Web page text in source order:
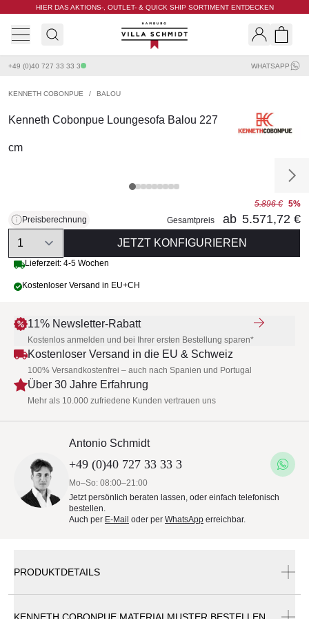
HIER DAS AKTIONS-, OUTLET- & QUICK SHIP SORTIMENT ENTDECKEN
Villa Schmidt
+49 (0)40 727 33 33 3 WHATSAPP
KENNETH COBONPUE / BALOU
Kenneth Cobonpue Loungesofa Balou 227
cm
Preisberechnung
5.896 € 5%
Gesamtpreis
ab 5.571,72 €
Quantity
JETZT KONFIGURIEREN
Lieferzeit: 4-5 Wochen
Kostenloser Versand in EU+CH
11% Newsletter-Rabatt
Kostenlos anmelden und bei Ihrer ersten Bestellung sparen*
Kostenloser Versand in die EU & Schweiz
100% Versandkostenfrei – auch nach Spanien und Portugal
Über 30 Jahre Erfahrung
Mehr als 10.000 zufriedene Kunden vertrauen uns
Antonio Schmidt
+49 (0)40 727 33 33 3
Mo–So: 08:00–21:00
Jetzt persönlich beraten lassen, oder einfach telefonisch
bestellen.
Auch per E-Mail oder per WhatsApp erreichbar.
PRODUKTDETAILS
KENNETH COBONPUE MATERIALMUSTER BESTELLEN